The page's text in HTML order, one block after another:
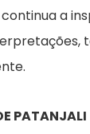
a
PATANJALI